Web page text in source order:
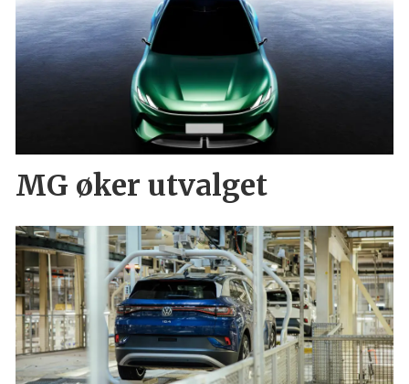
MG øker utvalget